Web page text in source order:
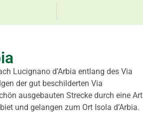
Lucignano d’Arbia entlang des Via
der gut beschilderten Via
ausgebauten Strecke durch eine Art
und gelangen zum Ort Isola d’Arbia.